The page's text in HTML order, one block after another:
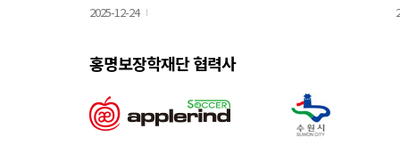
2025-12-24
홍명보장학재단 협력사